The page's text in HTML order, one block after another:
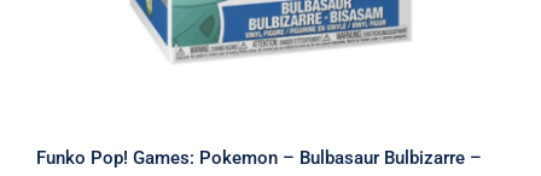
Funko Pop! Games: Pokemon – Bulbasaur Bulbizarre –